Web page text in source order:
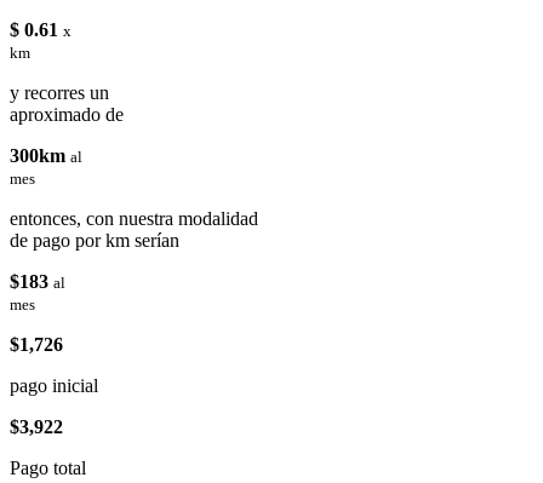
$ 0.61 x
km
y recorres un
aproximado de
300km al
mes
entonces, con nuestra modalidad
de pago por km serían
$183 al
mes
$1,726
pago inicial
$3,922
Pago total